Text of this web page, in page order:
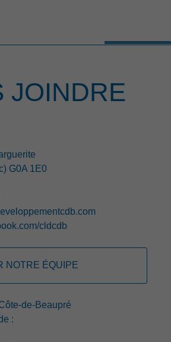
JOINDRE
G0A 1E0
cldcdb
NOTRE ÉQUIPE
de-Beaupré
: